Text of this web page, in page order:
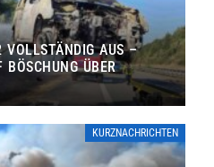
AUS –
BÖSCHUNG ÜBER
KURZNACHRICHTEN